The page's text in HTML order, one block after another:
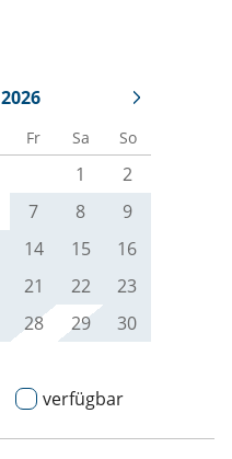
2026
Fr Sa So
1
2
7 8
9
14 15
16
21 22
23
28 29
30
verfügbar